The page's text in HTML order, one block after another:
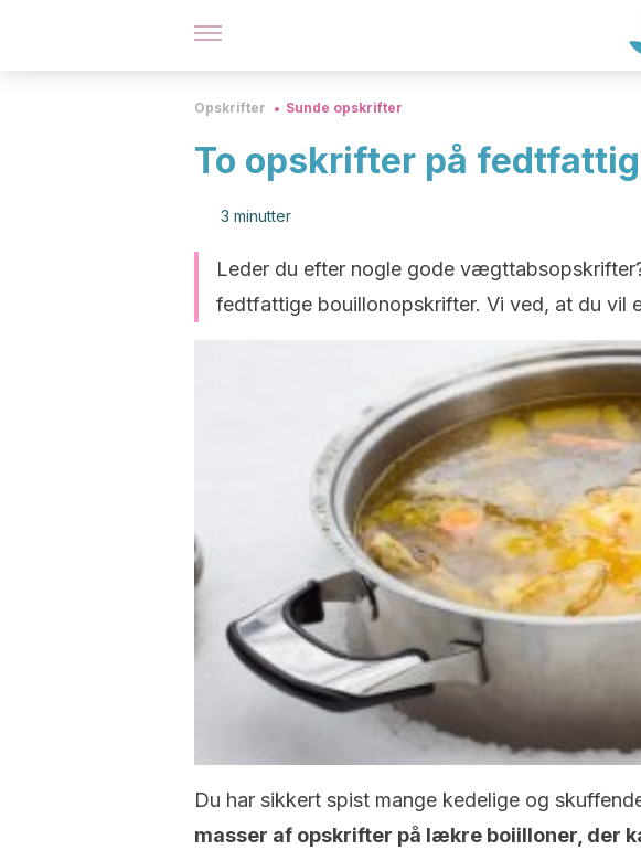
Opskrifter Sunde opskrifter
To opskrifter på
3 minutter
Leder du efter nogle gode
fedtfattige bouillonopskrifter. Vi ved, at du vil
Du har sikkert spist mange kedelige og
masser af opskrifter på lækre boiilloner, der